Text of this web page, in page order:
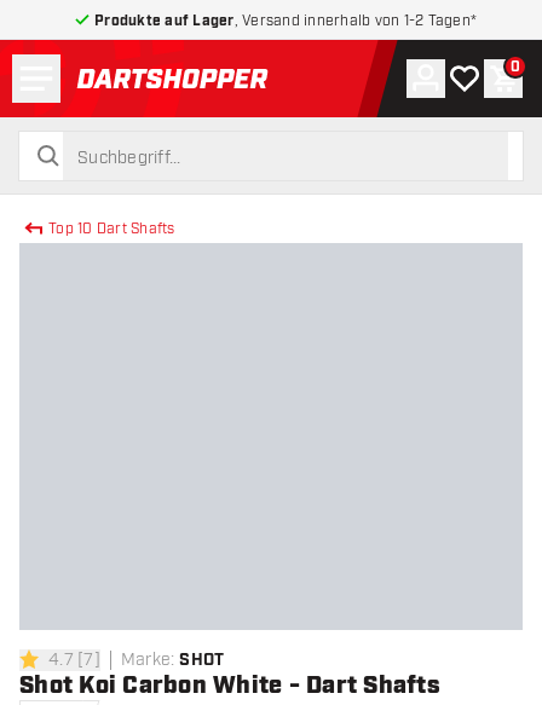
Produkte auf Lager , Versand innerhalb von 1-2 Tagen*
zurück zur Startseite
suchen
suchen
Konto
Meine 0
Top 10 Dart Shafts
4.7 Bewertungssterne
4.7 [7] Marke: SHOT
Shot Koi Carbon White - Dart Shafts